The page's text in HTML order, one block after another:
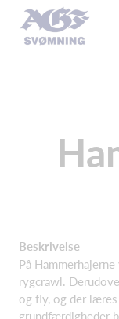
Beskrivelse
På
rygcrawl.
og fly, og der
grundfærdigheder